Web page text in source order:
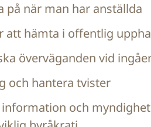
på när man har anställda
att hämta i offentlig
överväganden vid
och hantera tvister
information och